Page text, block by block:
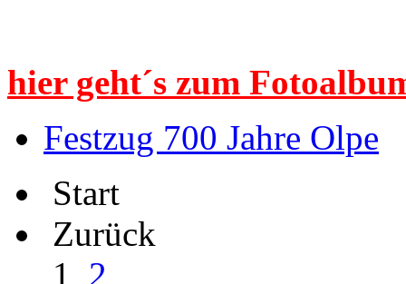
hier geht´s zum
Festzug 700 Jahre Olpe
Start
Zurück
1
2